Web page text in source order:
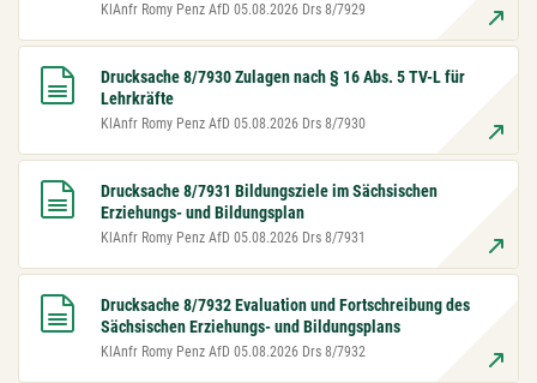
KlAnfr Romy Penz AfD 05.08.2026 Drs 8/7929
Drucksache 8/7930 Zulagen nach § 16 Abs. 5 TV-L für
Lehrkräfte
KlAnfr Romy Penz AfD 05.08.2026 Drs 8/7930
Drucksache 8/7931 Bildungsziele im Sächsischen
Erziehungs- und Bildungsplan
KlAnfr Romy Penz AfD 05.08.2026 Drs 8/7931
Drucksache 8/7932 Evaluation und Fortschreibung des
Sächsischen Erziehungs- und Bildungsplans
KlAnfr Romy Penz AfD 05.08.2026 Drs 8/7932